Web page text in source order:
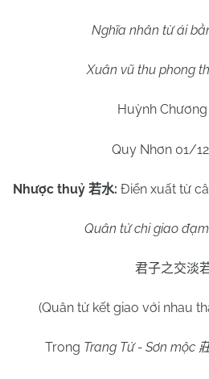
Nghĩa nhân từ ái
Xuân vũ thu phong
Huỳnh
Quy Nhơn 01/
Nhược thuỷ 若水: Điển xuất từ
Quân tử chi giao
君子之交淡
(Quân tử kết giao với nhau
Trong Trang Tử - Sơn mộc